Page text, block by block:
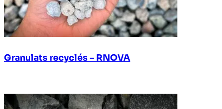
Granulats recyclés – RNOVA